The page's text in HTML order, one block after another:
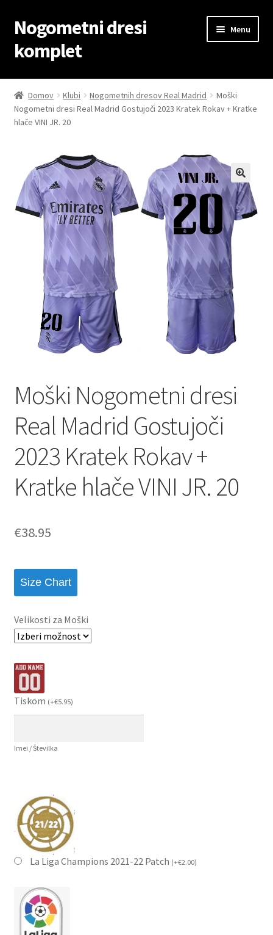
Skip
to
navigation
Skip
to
content
Nogometni dresi
komplet
Menu
Domov
Blog
Košarica
Moj račun
Trgovina
Zaključek nakupa
Domov Klubi Nogometnih dresov Real Madrid
Moški
Nogometni dresi Real Madrid Gostujoči 2023 Kratek Rokav + Kratke
hlače VINI JR. 20
Moški Nogometni dresi
Real Madrid Gostujoči
2023 Kratek Rokav +
Kratke hlače VINI JR. 20
€38.95
Size Chart
Velikosti za Moški
Tiskom (+€5.95)
Imei / Številka
La Liga Champions 2021-22 Patch (+€2.00)